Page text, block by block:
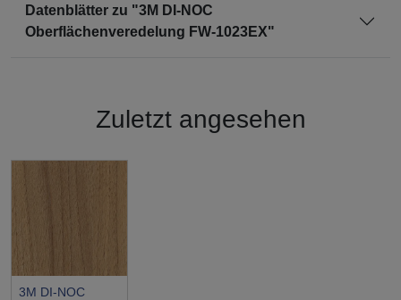
Datenblätter zu "3M DI-NOC
Oberflächenveredelung FW-1023EX"
Zuletzt angesehen
3M DI-NOC